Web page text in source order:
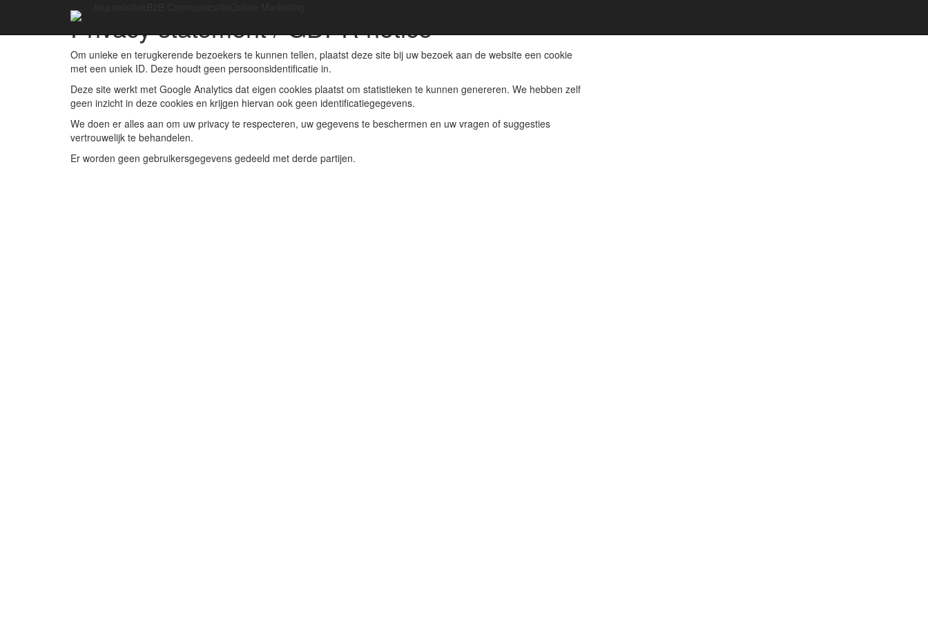
Privacy statement / GDPR notice
Om unieke en terugkerende bezoekers te kunnen tellen, plaatst deze site bij uw bezoek aan de website een cookie
met een uniek ID. Deze houdt geen persoonsidentificatie in.
Deze site werkt met Google Analytics dat eigen cookies plaatst om statistieken te kunnen genereren. We hebben zelf
geen inzicht in deze cookies en krijgen hiervan ook geen identificatiegegevens.
We doen er alles aan om uw privacy te respecteren, uw gegevens te beschermen en uw vragen of suggesties
vertrouwelijk te behandelen.
Er worden geen gebruikersgegevens gedeeld met derde partijen.